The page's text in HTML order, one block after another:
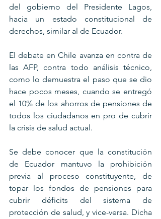
del gobierno del Presidente Lagos,
hacia un estado constitucional de
derechos, similar al de Ecuador.
El debate en Chile avanza en contra de
las AFP, contra todo análisis técnico,
como lo demuestra el paso que se dio
hace pocos meses, cuando se entregó
el 10% de los ahorros de pensiones de
todos los ciudadanos en pro de cubrir
la crisis de salud actual.
Se debe conocer que la constitución
de Ecuador mantuvo la prohibición
previa al proceso constituyente, de
topar los fondos de pensiones para
cubrir déficits del sistema de
protección de salud, y vice-versa. Dicha